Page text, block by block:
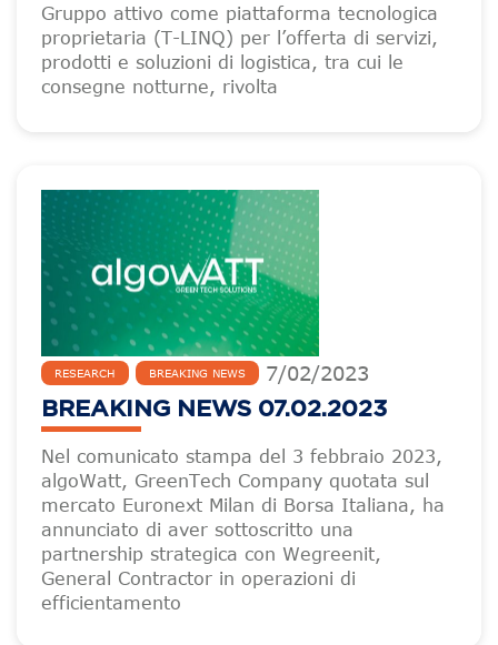
Gruppo attivo come piattaforma tecnologica
proprietaria (T-LINQ) per l’offerta di servizi,
prodotti e soluzioni di logistica, tra cui le
consegne notturne, rivolta
RESEARCH BREAKING NEWS 7/02/2023
BREAKING NEWS 07.02.2023
Nel comunicato stampa del 3 febbraio 2023,
algoWatt, GreenTech Company quotata sul
mercato Euronext Milan di Borsa Italiana, ha
annunciato di aver sottoscritto una
partnership strategica con Wegreenit,
General Contractor in operazioni di
efficientamento